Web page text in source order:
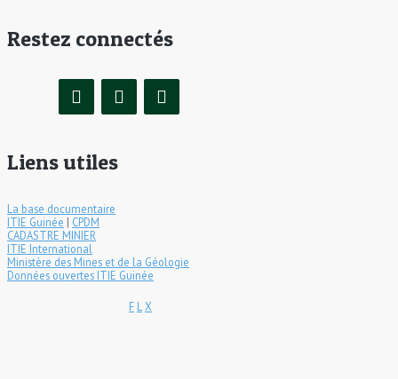
Restez connectés
Liens utiles
La base documentaire
ITIE Guinée | CPDM
CADASTRE MINIER
ITIE International
Ministère des Mines et de la Géologie
Données ouvertes ITIE Guinée
F L X